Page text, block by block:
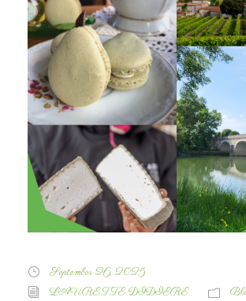
September 26, 2025
LAURETTE DIDIERE